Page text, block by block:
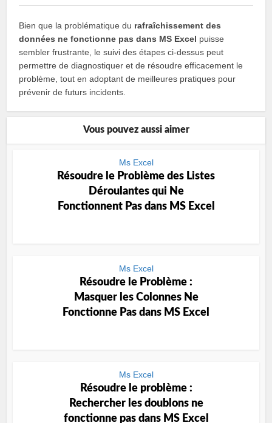
Bien que la problématique du rafraîchissement des
données ne fonctionne pas dans MS Excel puisse
sembler frustrante, le suivi des étapes ci-dessus peut
permettre de diagnostiquer et de résoudre efficacement le
problème, tout en adoptant de meilleures pratiques pour
prévenir de futurs incidents.
Vous pouvez aussi aimer
Ms Excel
Résoudre le Problème des Listes
Déroulantes qui Ne
Fonctionnent Pas dans MS Excel
Ms Excel
Résoudre le Problème :
Masquer les Colonnes Ne
Fonctionne Pas dans MS Excel
Ms Excel
Résoudre le problème :
Rechercher les doublons ne
fonctionne pas dans MS Excel